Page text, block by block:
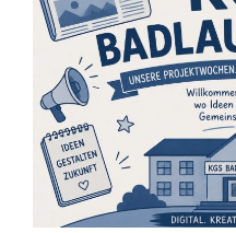
26 Juni 2026